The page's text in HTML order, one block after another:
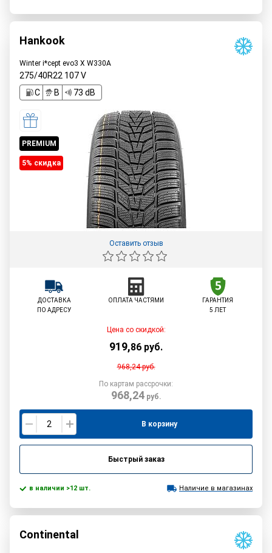
Hankook
Winter i*cept evo3 X W330A
275/40R22 107V
C
B 73 dB
PREMIUM
5% cкидка
Оставить отзыв
ДОСТАВКА
ПО АДРЕСУ
ОПЛАТА ЧАСТЯМИ
ГАРАНТИЯ
5 ЛЕТ
Цена со скидкой:
919,86 руб.
968,24руб.
По картам рассрочки:
968,24руб.
В корзину
Быстрый заказ
в наличии >12 шт. Наличие в магазинах
Continental